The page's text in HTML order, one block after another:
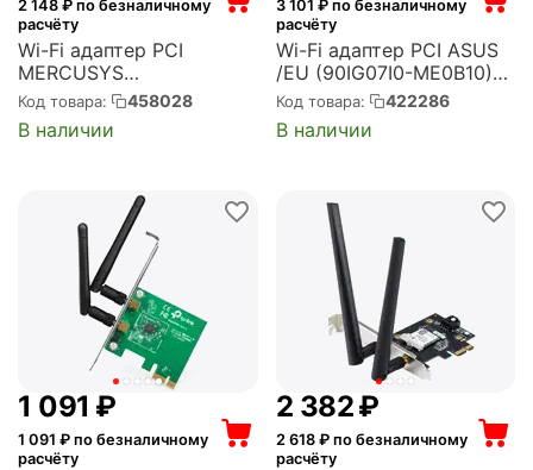
2 148 ₽ по безналичному
расчёту
Wi-Fi адаптер PCI
MERCUSYS
Двухдиапазонный PCI
Express с поддержкой
Bluetooth и Wi-Fi 6
Код товара: 458028
В наличии
3 101 ₽ по безналичному
расчёту
Wi-Fi адаптер PCI ASUS
/EU (90IG07I0-ME0B10)
(PCE-AXE5400)
Код товара: 422286
В наличии
1 091 ₽
1 091 ₽ по безналичному
расчёту
2 382₽
2 618₽ по безналичному
расчёту